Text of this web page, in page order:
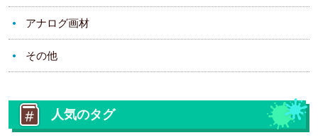
アナログ画材
その他
人気のタグ